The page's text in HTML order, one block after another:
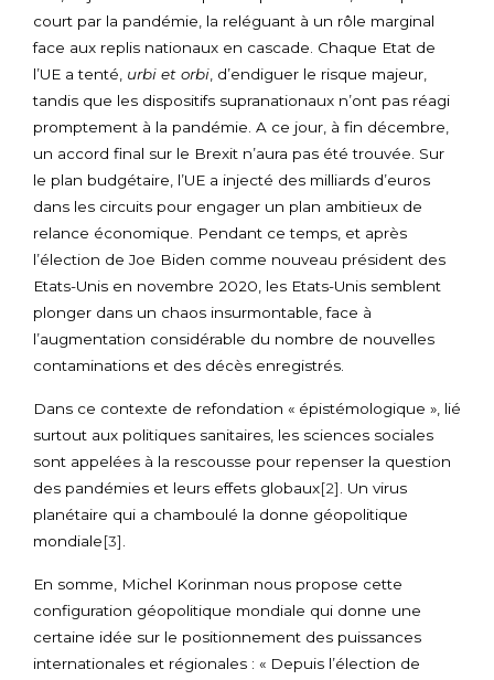
court par la pandémie, la reléguant à un rôle marginal
face aux replis nationaux en cascade. Chaque Etat de
l’UE a tenté, urbi et orbi, d’endiguer le risque majeur,
tandis que les dispositifs supranationaux n’ont pas réagi
promptement à la pandémie. A ce jour, à fin décembre,
un accord final sur le Brexit n’aura pas été trouvée. Sur
le plan budgétaire, l’UE a injecté des milliards d’euros
dans les circuits pour engager un plan ambitieux de
relance économique. Pendant ce temps, et après
l’élection de Joe Biden comme nouveau président des
Etats-Unis en novembre 2020, les Etats-Unis semblent
plonger dans un chaos insurmontable, face à
l’augmentation considérable du nombre de nouvelles
contaminations et des décès enregistrés.
Dans ce contexte de refondation « épistémologique », lié
surtout aux politiques sanitaires, les sciences sociales
sont appelées à la rescousse pour repenser la question
des pandémies et leurs effets globaux[2]. Un virus
planétaire qui a chamboulé la donne géopolitique
mondiale[3].
En somme, Michel Korinman nous propose cette
configuration géopolitique mondiale qui donne une
certaine idée sur le positionnement des puissances
internationales et régionales : « Depuis l’élection de